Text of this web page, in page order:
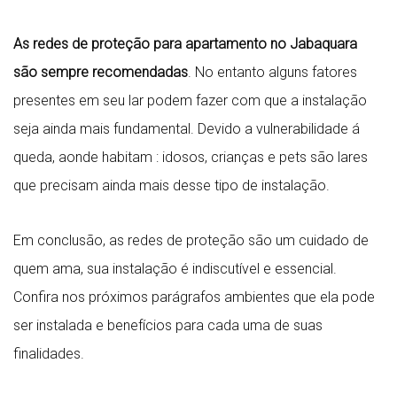
As redes de proteção para apartamento no Jabaquara
são sempre recomendadas. No entanto alguns fatores
presentes em seu lar podem fazer com que a instalação
seja ainda mais fundamental. Devido a vulnerabilidade á
queda, aonde habitam : idosos, crianças e pets são lares
que precisam ainda mais desse tipo de instalação.
Em conclusão, as redes de proteção são um cuidado de
quem ama, sua instalação é indiscutível e essencial.
Confira nos próximos parágrafos ambientes que ela pode
ser instalada e benefícios para cada uma de suas
finalidades.